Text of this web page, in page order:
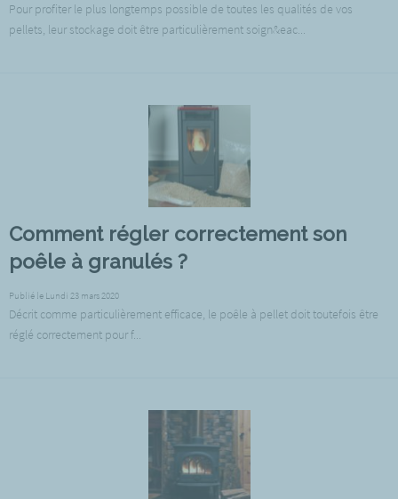
Pour profiter le plus longtemps possible de toutes les qualités de vos
pellets, leur stockage doit être particulièrement soign&eac...
Comment régler correctement son
poêle à granulés ?
Publié le Lundi 23 mars 2020
Décrit comme particulièrement efficace, le poêle à pellet doit toutefois être
réglé correctement pour f...